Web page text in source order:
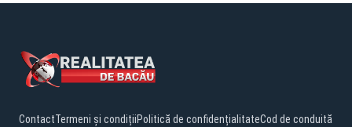
ContactTermeni și condițiiPolitică de confidențialitateCod de conduită